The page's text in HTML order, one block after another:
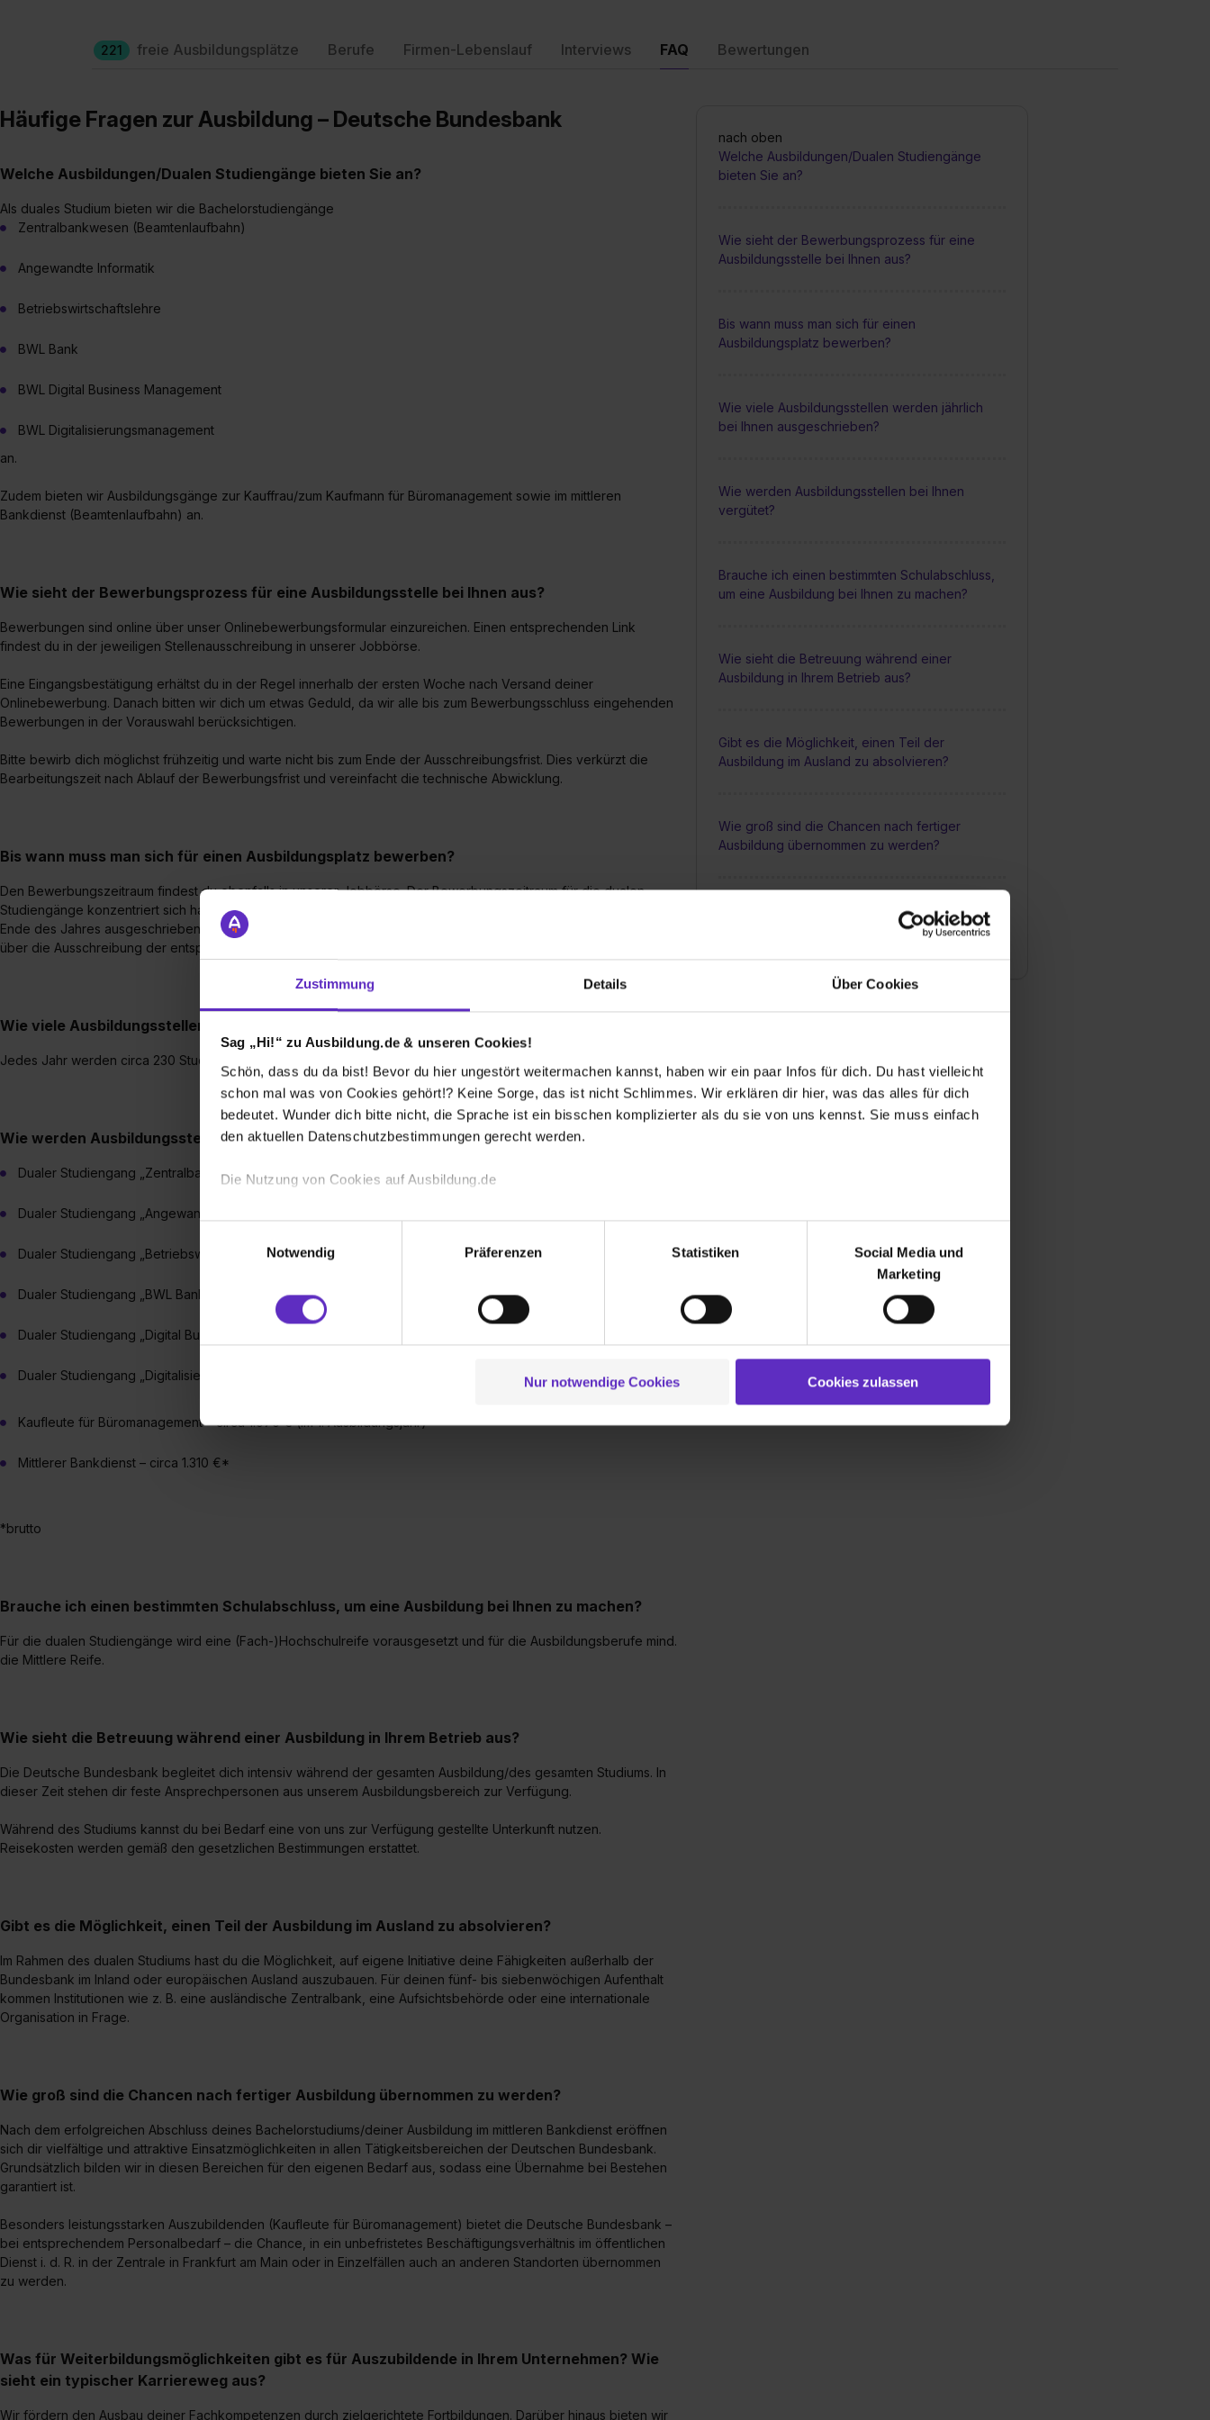
Zustimmung Details Über Cookies
Sag „Hi!“ zu Ausbildung.de & unseren Cookies!
Schön, dass du da bist! Bevor du hier ungestört weitermachen kannst, haben wir ein paar Infos für dich. Du hast vielleicht
schon mal was von Cookies gehört!? Keine Sorge, das ist nicht Schlimmes. Wir erklären dir hier, was das alles für dich
bedeutet. Wunder dich bitte nicht, die Sprache ist ein bisschen komplizierter als du sie von uns kennst. Sie muss einfach
den aktuellen Datenschutzbestimmungen gerecht werden.
Die Nutzung von Cookies auf Ausbildung.de
Wir verwenden Cookies zur technischen Funktion unserer Webseite („Notwendig“), um von dir bei Benutzung der
Webseite getroffenen Einstellungen zu speichern ( „Präferenzen“), die Zugriffe auf unsere Webseite zu analysieren
(„Statistiken“), um Informationen zu deiner Verwendung unserer Website an unsere Partner für soziale Medien, Werbung
und Analysen weiterzugeben und um Inhalte und Anzeigen zu personalisieren („Social Media und Marketing“). Unsere
Partner führen diese Informationen möglicherweise mit weiteren Daten zusammen, die du ihnen bereitgestellt hast oder die
zu. . In diesem Fall sowie bei der separaten Aktivierung von „Social Media und Marketing“ bist du auch damit
einverstanden, dass dir nach Setzen der Cookies externe Inhalte (z.B. Videos oder Posts) angezeigt und hierfür
Verwendungszwecke zulassen, triff deine Auswahl über die Checkboxen und klick auf „Auswahl erlauben“. Die
Notwendig
Präferenzen Statistiken
Social Media und
Marketing
Nur notwendige Cookies Cookies zulassen
221 freie Ausbildungsplätze Berufe Firmen-Lebenslauf Interviews FAQ Bewertungen
nach oben
Welche Ausbildungen/Dualen Studiengänge
bieten Sie an?
Wie sieht der Bewerbungsprozess für eine
Ausbildungsstelle bei Ihnen aus?
Bis wann muss man sich für einen
Ausbildungsplatz bewerben?
Wie viele Ausbildungsstellen werden jährlich
bei Ihnen ausgeschrieben?
Wie werden Ausbildungsstellen bei Ihnen
vergütet?
Brauche ich einen bestimmten Schulabschluss,
um eine Ausbildung bei Ihnen zu machen?
Wie sieht die Betreuung während einer
Ausbildung in Ihrem Betrieb aus?
Gibt es die Möglichkeit, einen Teil der
Ausbildung im Ausland zu absolvieren?
Wie groß sind die Chancen nach fertiger
Ausbildung übernommen zu werden?
Was für Weiterbildungsmöglichkeiten gibt es für
Auszubildende in Ihrem Unternehmen? Wie
Häufige Fragen zur Ausbildung – Deutsche Bundesbank
Welche Ausbildungen/Dualen Studiengänge bieten Sie an?
Als duales Studium bieten wir die Bachelorstudiengänge
Zentralbankwesen (Beamtenlaufbahn)
Angewandte Informatik
Betriebswirtschaftslehre
BWL Bank
BWL Digital Business Management
BWL Digitalisierungsmanagement
an.
Zudem bieten wir Ausbildungsgänge zur Kauffrau/zum Kaufmann für Büromanagement sowie im mittleren
Bankdienst (Beamtenlaufbahn) an.
Wie sieht der Bewerbungsprozess für eine Ausbildungsstelle bei Ihnen aus?
Bewerbungen sind online über unser Onlinebewerbungsformular einzureichen. Einen entsprechenden Link
findest du in der jeweiligen Stellenausschreibung in unserer Jobbörse.
Eine Eingangsbestätigung erhältst du in der Regel innerhalb der ersten Woche nach Versand deiner
Onlinebewerbung. Danach bitten wir dich um etwas Geduld, da wir alle bis zum Bewerbungsschluss eingehenden
Bewerbungen in der Vorauswahl berücksichtigen.
Bitte bewirb dich möglichst frühzeitig und warte nicht bis zum Ende der Ausschreibungsfrist. Dies verkürzt die
Bearbeitungszeit nach Ablauf der Bewerbungsfrist und vereinfacht die technische Abwicklung.
Bis wann muss man sich für einen Ausbildungsplatz bewerben?
Den Bewerbungszeitraum findest du ebenfalls in unserer Jobbörse. Der Bewerbungszeitraum für die dualen
Studiengänge konzentriert sich hauptsächlich auf den Sommer. Die Ausbildungen werden in der Regel eher zum
Ende des Jahres ausgeschrieben.Gerne kannst du unseren Jobnewsletter abonnieren. Damit wirst du per E-Mail
über die Ausschreibung der entsprechenden Ausbildungsangebote informiert.
Wie viele Ausbildungsstellen werden jährlich bei Ihnen ausgeschrieben?
Jedes Jahr werden circa 230 Studierende eingestellt. Die Zahl der Ausbildungsplätze liegt bei circa 50 im Jahr.
Wie werden Ausbildungsstellen bei Ihnen vergütet?
Dualer Studiengang „Zentralbankwesen“ – circa 1.560 €*
Dualer Studiengang „Angewandte Informatik“ – circa 1.325 €*
Dualer Studiengang „Betriebswirtschaftslehre“ – circa 1.325 €*
Dualer Studiengang „BWL Bank“ – circa 1.325 €*
Dualer Studiengang „Digital Business Management“ – circa 1.325 €*
Dualer Studiengang „Digitalisierungsmanagement“ – circa 1.325 €*
Kaufleute für Büromanagement – circa 1.070 € (im 1. Ausbildungsjahr)*
Mittlerer Bankdienst – circa 1.310 €*
*brutto
Brauche ich einen bestimmten Schulabschluss, um eine Ausbildung bei Ihnen zu machen?
Für die dualen Studiengänge wird eine (Fach-)Hochschulreife vorausgesetzt und für die Ausbildungsberufe mind.
die Mittlere Reife.
Wie sieht die Betreuung während einer Ausbildung in Ihrem Betrieb aus?
Die Deutsche Bundesbank begleitet dich intensiv während der gesamten Ausbildung/des gesamten Studiums. In
dieser Zeit stehen dir feste Ansprechpersonen aus unserem Ausbildungsbereich zur Verfügung.
Während des Studiums kannst du bei Bedarf eine von uns zur Verfügung gestellte Unterkunft nutzen.
Reisekosten werden gemäß den gesetzlichen Bestimmungen erstattet.
Gibt es die Möglichkeit, einen Teil der Ausbildung im Ausland zu absolvieren?
Im Rahmen des dualen Studiums hast du die Möglichkeit, auf eigene Initiative deine Fähigkeiten außerhalb der
Bundesbank im Inland oder europäischen Ausland auszubauen. Für deinen fünf- bis siebenwöchigen Aufenthalt
kommen Institutionen wie z. B. eine ausländische Zentralbank, eine Aufsichtsbehörde oder eine internationale
Organisation in Frage.
Wie groß sind die Chancen nach fertiger Ausbildung übernommen zu werden?
Nach dem erfolgreichen Abschluss deines Bachelorstudiums/deiner Ausbildung im mittleren Bankdienst eröffnen
sich dir vielfältige und attraktive Einsatzmöglichkeiten in allen Tätigkeitsbereichen der Deutschen Bundesbank.
Grundsätzlich bilden wir in diesen Bereichen für den eigenen Bedarf aus, sodass eine Übernahme bei Bestehen
garantiert ist.
Besonders leistungsstarken Auszubildenden (Kaufleute für Büromanagement) bietet die Deutsche Bundesbank –
bei entsprechendem Personalbedarf – die Chance, in ein unbefristetes Beschäftigungsverhältnis im öffentlichen
Dienst i. d. R. in der Zentrale in Frankfurt am Main oder in Einzelfällen auch an anderen Standorten übernommen
zu werden.
Was für Weiterbildungsmöglichkeiten gibt es für Auszubildende in Ihrem Unternehmen? Wie
sieht ein typischer Karriereweg aus?
Wir fördern den Ausbau deiner Fachkompetenzen durch zielgerichtete Fortbildungen. Darüber hinaus bieten wir